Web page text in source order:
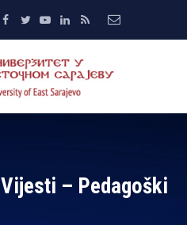
Vijesti – Pedagoški